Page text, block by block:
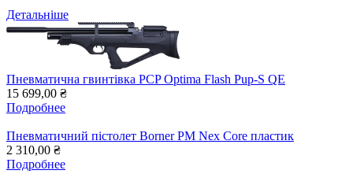
Детальніше
Пневматична гвинтівка PCP Optima Flash Pup-S QE
15 699,00 ₴
Подробнее
Пневматичний пістолет Borner PM Nex Core пластик
2 310,00 ₴
Подробнее